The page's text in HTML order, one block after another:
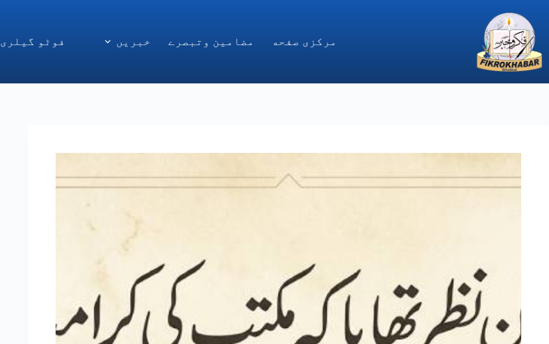
content
مركزى صفحه
مضامین وتبصرے خبریں فوٹو گیلری